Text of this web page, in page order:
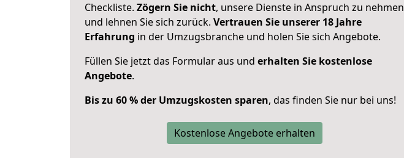
Checkliste. Zögern Sie nicht, unsere Dienste in Anspruch zu nehmen
und lehnen Sie sich zurück. Vertrauen Sie unserer 18 Jahre
Erfahrung in der Umzugsbranche und holen Sie sich Angebote.
Füllen Sie jetzt das Formular aus und erhalten Sie kostenlose
Angebote.
Bis zu 60 % der Umzugskosten sparen, das finden Sie nur bei uns!
Kostenlose Angebote erhalten